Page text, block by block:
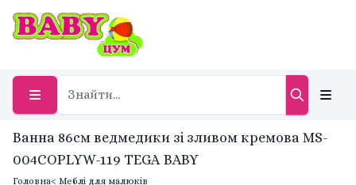
Ванна 86см ведмедики зі зливом кремова MS-
004COPLYW-119 TEGA BABY
Головна< Меблі для малюків